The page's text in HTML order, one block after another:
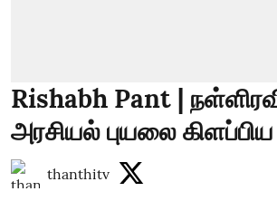
Rishabh Pant |
அரசியல் புயலை
thanthitv